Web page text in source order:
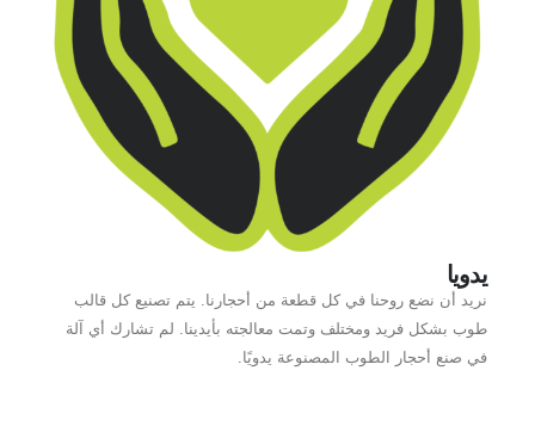
يدويا
نريد أن نضع روحنا في كل قطعة من أحجارنا. يتم تصنيع كل قالب
طوب بشكل فريد ومختلف وتمت معالجته بأيدينا. لم تشارك أي آلة
في صنع أحجار الطوب المصنوعة يدويًا.